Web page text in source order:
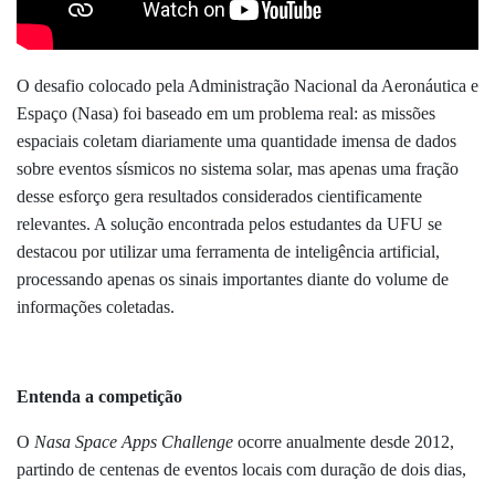
O desafio colocado pela Administração Nacional da Aeronáutica e
Espaço (Nasa) foi baseado em um problema real: as missões
espaciais coletam diariamente uma quantidade imensa de dados
sobre eventos sísmicos no sistema solar, mas apenas uma fração
desse esforço gera resultados considerados cientificamente
relevantes. A solução encontrada pelos estudantes da UFU se
destacou por utilizar uma ferramenta de inteligência artificial,
processando apenas os sinais importantes diante do volume de
informações coletadas.
Entenda a competição
O Nasa Space Apps Challenge ocorre anualmente desde 2012,
partindo de centenas de eventos locais com duração de dois dias,